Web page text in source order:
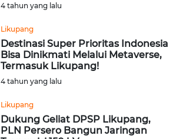
4 tahun yang lalu
Likupang
Destinasi Super Prioritas Indonesia
Bisa Dinikmati Melalui Metaverse,
Termasuk Likupang!
4 tahun yang lalu
Likupang
Dukung Geliat DPSP Likupang,
PLN Persero Bangun Jaringan